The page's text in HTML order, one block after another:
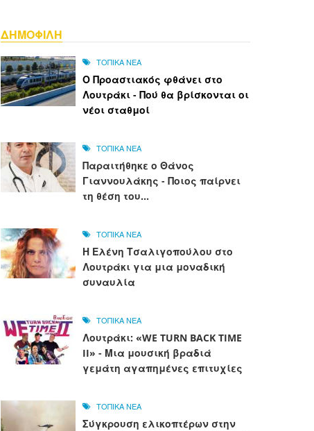
ΔΗΜΟΦΙΛΗ
ΤΟΠΙΚΑ ΝΕΑ
Ο Προαστιακός φθάνει στο
Λουτράκι - Πού θα βρίσκονται οι
νέοι σταθμοί
ΤΟΠΙΚΑ ΝΕΑ
Παραιτήθηκε ο Θάνος
Γιαννουλάκης - Ποιος παίρνει
τη θέση του...
ΤΟΠΙΚΑ ΝΕΑ
Η Ελένη Τσαλιγοπούλου στο
Λουτράκι για μια μοναδική
συναυλία
ΤΟΠΙΚΑ ΝΕΑ
Λουτράκι: «WE TURN BACK TIME
II» - Μια μουσική βραδιά
γεμάτη αγαπημένες επιτυχίες
ΤΟΠΙΚΑ ΝΕΑ
Σύγκρουση ελικοπτέρων στην